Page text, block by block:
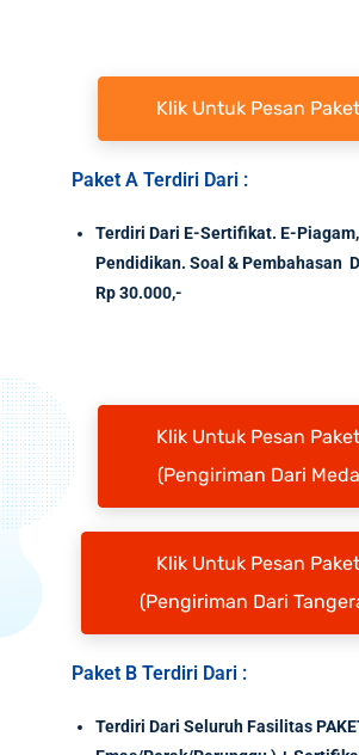
Klik Untuk Pesan
Paket A Terdiri Dari :
Terdiri Dari E-Sertifikat. E-
Pendidikan. Soal & Pembahasan
Rp 30.000,-
Klik Untuk Pesan
(Pengiriman Dari
Klik Untuk Pesan
(Pengiriman Dari
Paket B Terdiri Dari :
Terdiri Dari Seluruh Fasilitas